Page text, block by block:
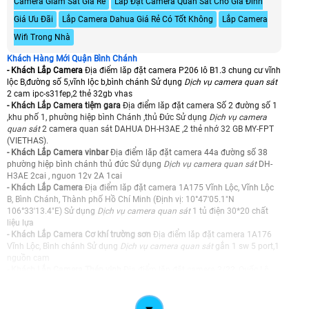
50-
60
mét
Giá Ưu Đãi
Lắp Camera Dahua Giá Rẻ Có Tốt Không
Lắp Camera
Wifi Trong Nhà
Khách Hàng Mới Quận Bình Chánh
- Khách Lắp Camera Địa điểm lăp đặt camera P206 lô B1.3 chung cư vĩnh
lộc B,đường số 5,vĩnh lộc b,bình chánh Sử dụng Dịch vụ camera quan sát
2 cam ipc-s31fep,2 thẻ 32gb vhas
- Khách Lắp Camera tiệm gara Địa điểm lăp đặt camera Số 2 đường số 1
,khu phố 1, phường hiệp bình Chánh ,thủ Đức Sử dụng Dịch vụ camera
quan sát2 camera quan sát DAHUA DH-H3AE ,2 thẻ nhớ 32 GB MY-FPT
(VIETHAS).
- Khách Lắp Camera vinbarĐịa điểm lăp đặt camera 44a đường số 38
phường hiệp bình chánh thủ đức Sử dụng Dịch vụ camera quan sát DH-
H3AE 2cai , nguon 12v 2A 1cai
- Khách Lắp Camera Địa điểm lăp đặt camera 1A175 Vĩnh Lộc, Vĩnh Lộc
B, Bình Chánh, Thành phố Hồ Chí Minh (Định vị: 10°47'05.1"N
106°33'13.4"E) Sử dụng Dịch vụ camera quan sát 1 tủ điện 30*20 chất
liệu lựa
- Khách Lắp Camera Cơ khí trường sơn Địa điểm lăp đặt camera 1A176
Vĩnh Lộc, Bình chánh Sử dụng Dịch vụ camera quan sát gắn 1 sw 5 port,1
- Khách Lắp Camera CÔNG TY TNHH SẢN XUẤT - THƯƠNG MẠI - QUẢNG